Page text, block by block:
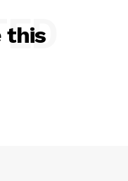
this